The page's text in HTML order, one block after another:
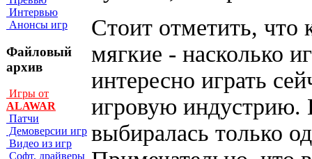
Интервью
Анонсы игр
Файловый
архив
Игры от
ALAWAR
Патчи
Демоверсии игр
Видео из игр
Софт, драйверы
Стоит отметить, что
мягкие - насколько
интересно играть
игровую индустрию.
выбиралась только